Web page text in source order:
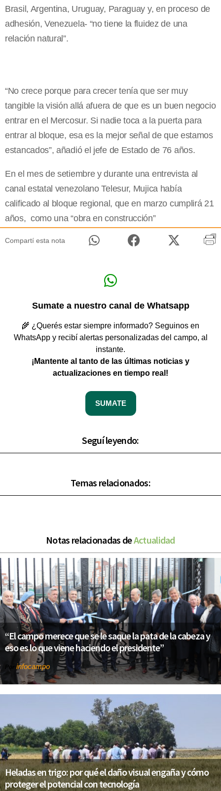
Brasil, Argentina, Uruguay, Paraguay y, en proceso de
adhesión, Venezuela- “no tiene la fluidez de una
relación natural”.
“No crece porque para crecer tenía que ser muy
tangible la visión allá afuera de que es un buen negocio
entrar en el Mercosur. Si nadie toca a la puerta para
entrar al bloque, esa es la mejor señal de que estamos
estancados”, añadió el jefe de Estado de 76 años.
En el mes de setiembre y durante una entrevista al
canal estatal venezolano Telesur, Mujica había
calificado al bloque regional, que en marzo cumplirá 21
años, como una “obra en construcción”
Compartí esta nota
Sumate a nuestro canal de Whatsapp
🌾 ¿Querés estar siempre informado? Seguinos en
WhatsApp y recibí alertas personalizadas del campo, al
instante.
¡Mantente al tanto de las últimas noticias y
actualizaciones en tiempo real!
SUMATE
Seguí leyendo:
Temas relacionados:
Notas relacionadas deActualidad
“El campo merece que se le saque la pata de la cabeza y
eso es lo que viene haciendo el presidente”
Por infocampo
Heladas en trigo: por qué el daño visual engaña y cómo
proteger el potencial con tecnología